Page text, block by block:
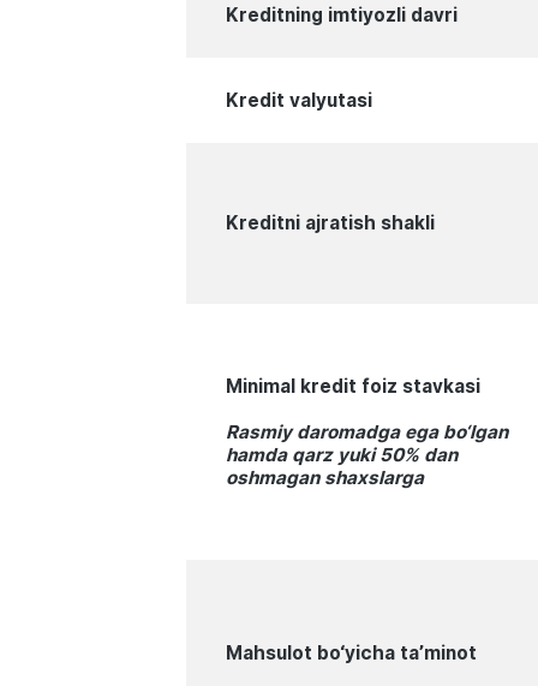
Kreditning imtiyozli davri
Kredit valyutasi
Kreditni ajratish shakli
Minimal kredit foiz stavkasi
Rasmiy daromadga ega bo‘lgan
hamda qarz yuki 50% dan
oshmagan shaxslarga
Mahsulot bo‘yicha ta’minot